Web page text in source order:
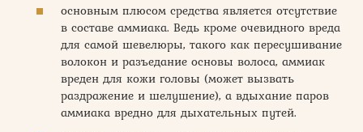
основным плюсом средства является отсутствие
в составе аммиака. Ведь кроме очевидного вреда
для самой шевелюры, такого как пересушивание
волокон и разъедание основы волоса, аммиак
вреден для кожи головы (может вызвать
раздражение и шелушение), а вдыхание паров
аммиака вредно для дыхательных путей.